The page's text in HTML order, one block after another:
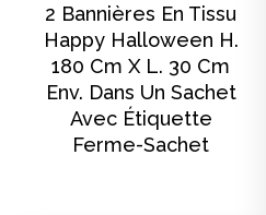
2 Bannières En Tissu
Happy Halloween H.
180 Cm X L. 30 Cm
Env. Dans Un Sachet
Avec Étiquette
Ferme-Sachet